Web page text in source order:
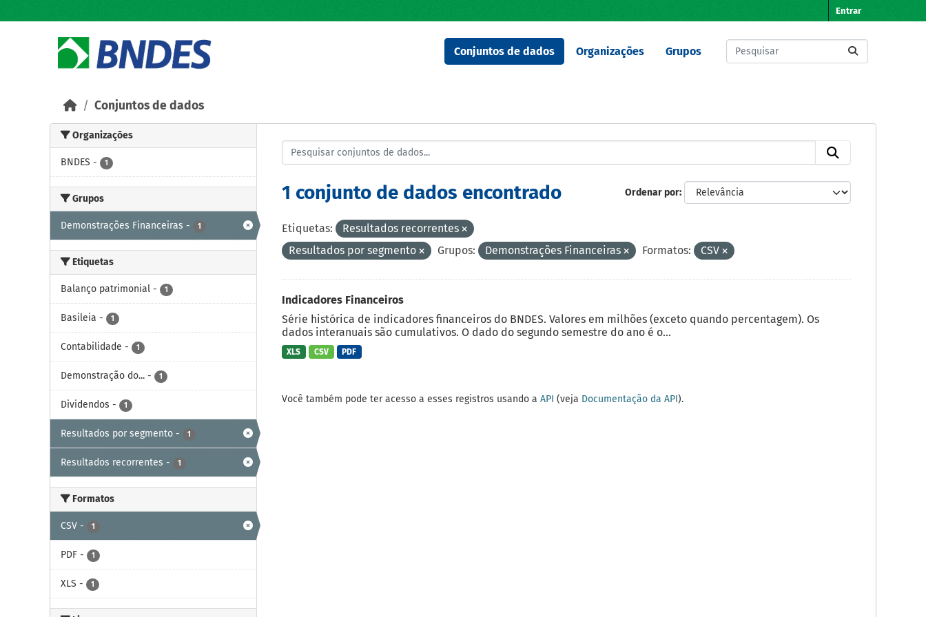
Entrar
Conjuntos de dados Organizações Grupos
Conjuntos de dados
Organizações
BNDES - 1
Grupos
Demonstrações Financeiras - 1
Etiquetas
Balanço patrimonial - 1
Basileia - 1
Contabilidade - 1
Demonstração do... - 1
Dividendos - 1
Resultados por segmento - 1
Resultados recorrentes - 1
Formatos
CSV - 1
PDF - 1
XLS - 1
Ordenar por
1 conjunto de dados encontrado
Etiquetas:
Resultados recorrentes
Resultados por segmento
Grupos: Demonstrações Financeiras Formatos: CSV
Indicadores Financeiros
Série histórica de indicadores financeiros do BNDES. Valores em milhões (exceto quando percentagem). Os
dados interanuais são cumulativos. O dado do segundo semestre do ano é o...
XLS CSV PDF
Você também pode ter acesso a esses registros usando a API (veja Documentação da API).